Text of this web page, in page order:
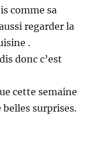
comme sa
regarder la
.
donc c’est
cette semaine
surprises.